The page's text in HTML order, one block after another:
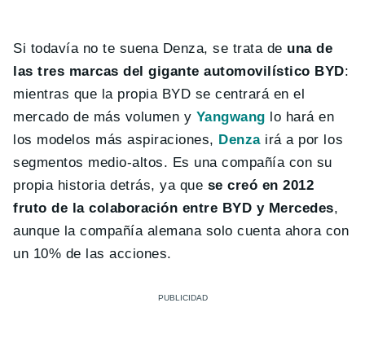
Si todavía no te suena Denza, se trata de una de
las tres marcas del gigante automovilístico BYD:
mientras que la propia BYD se centrará en el
mercado de más volumen y Yangwang lo hará en
los modelos más aspiraciones, Denzairá a por los
segmentos medio-altos. Es una compañía con su
propia historia detrás, ya que se creó en 2012
fruto de la colaboración entre BYD y Mercedes,
aunque la compañía alemana solo cuenta ahora con
un 10% de las acciones.